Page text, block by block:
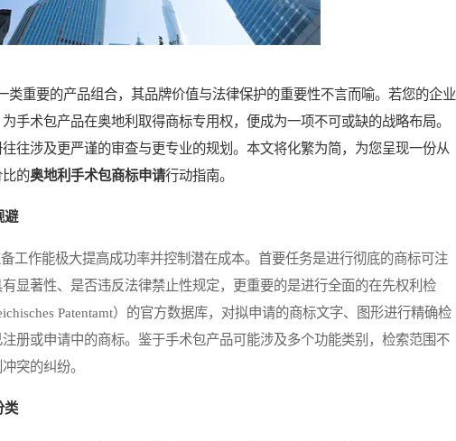
重要的产品组合，其品牌价值与法律保护的重要性不言而喻。若您的企业
手术包产品在奥地利取得商标专用权，便成为一项不可或缺的战略布局。
往涉及更严谨的审查与更专业的规划。本文将化繁为简，为您呈现一份从
的奥地利手术包商标申请行动指南。
避
作能极大提高成功率并控制潜在成本。首要任务是进行彻底的商标可注
显著性、是否违反法律禁止性规定，更重要的是进行全面的在先权利检
Patentamt）的官方数据库，对拟申请的商标文字、图形进行精确检
册或申请中的商标。鉴于手术包产品可能涉及多个功能类别，检索范围不
突的纠纷。
类